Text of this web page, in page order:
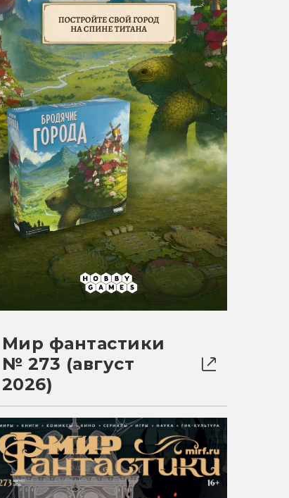
Мир фантастики
№ 273 (август
2026)